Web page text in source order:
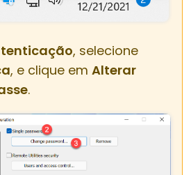
, selecione
, e clique em Alterar
.